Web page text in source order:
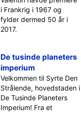
i Frankrig i 1967 og
fylder dermed 50 år i
2017.
De tusinde planeters
imperium
Velkommen til Syrte Den
Strålende, hovedstaden i
De Tusinde Planeters
Imperium! Fra et